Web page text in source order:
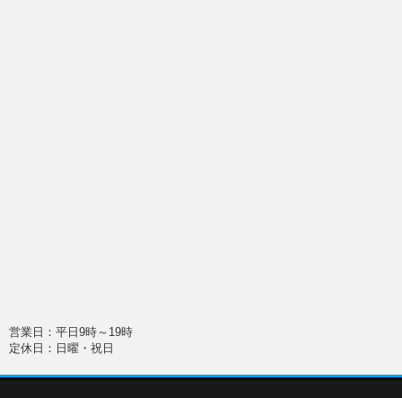
営業日：平日9時～19時
定休日：日曜・祝日